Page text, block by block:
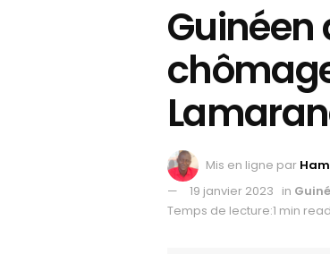
Guinéen
Mis en ligne par
19 janvier 2023 in
Temps de lecture:1 min read